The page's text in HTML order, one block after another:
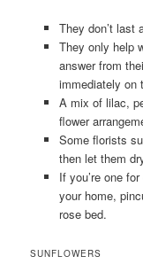
They don’t last
They only help
answer from
immediately on
A mix of lilac,
flower
Some florists
then let them
If you’re one
your home,
rose bed.
SUNFLOWERS